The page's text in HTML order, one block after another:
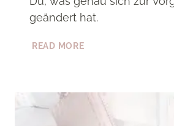
geändert hat.
READ MORELET
IM
VERGLEICH